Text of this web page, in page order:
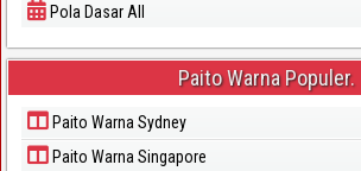
Pola Dasar All
Paito Warna Populer.
Paito Warna Sydney
Paito Warna Singapore